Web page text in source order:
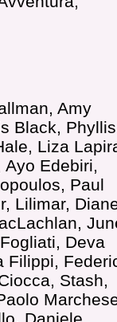
Amy
Black, Phyllis
Liza
Ayo Edebiri,
Paul
Lilimar,
Deva
Filippi,
Stash,